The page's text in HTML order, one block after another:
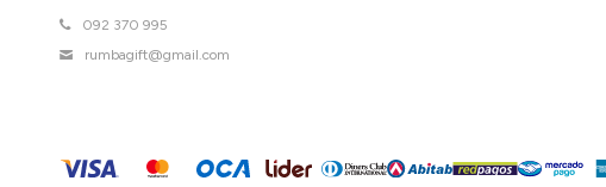
092 370 995
rumbagift@gmail.com